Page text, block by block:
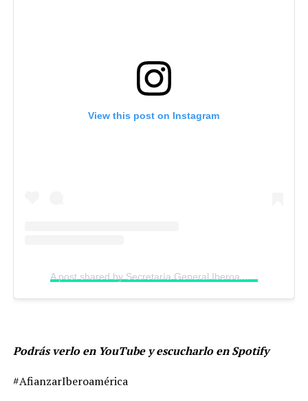
View this post on Instagram
A post shared by Secretaría General Iberoamericana (@segibdigital)
Podrás verlo en YouTube y escucharlo en Spotify
#AfianzarIberoamérica